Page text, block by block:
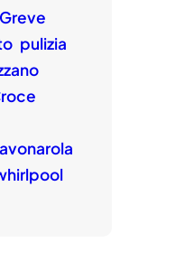
pulizia